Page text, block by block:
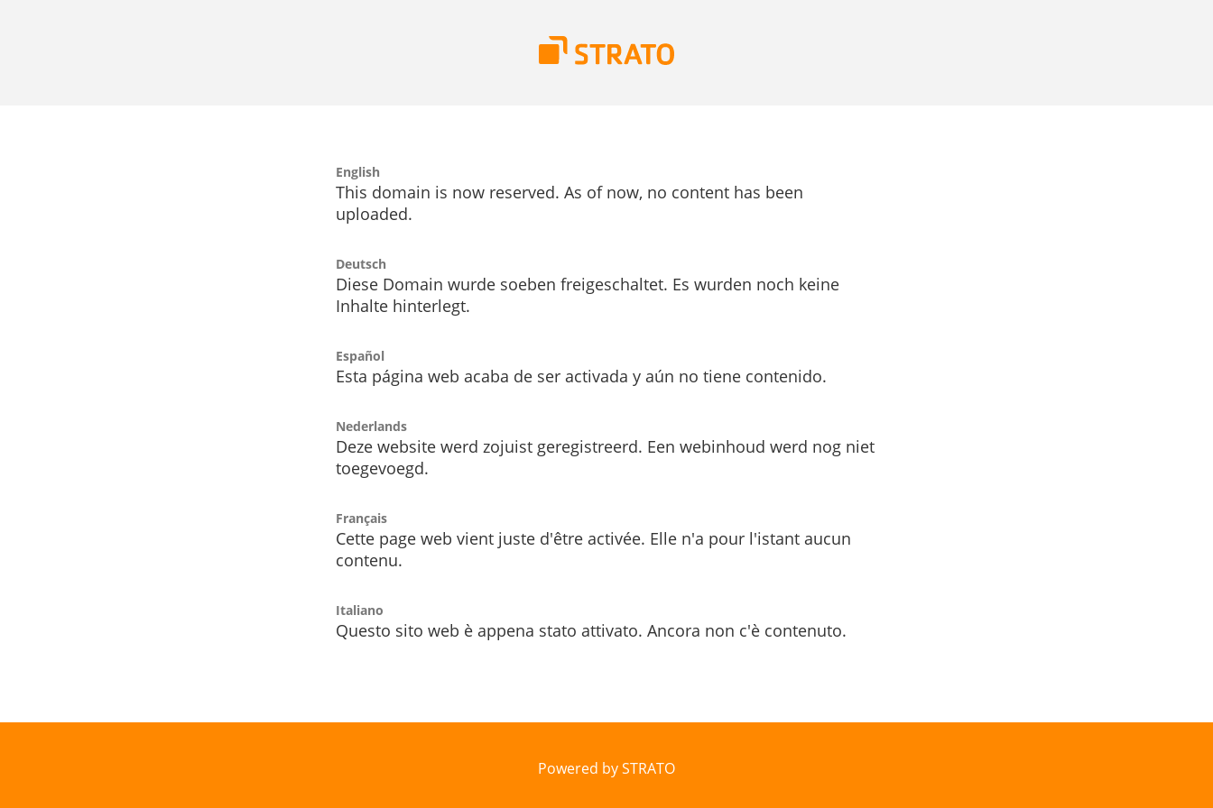
English
This domain is now reserved. As of now, no content has been
uploaded.
Deutsch
Diese Domain wurde soeben freigeschaltet. Es wurden noch keine
Inhalte hinterlegt.
Español
Esta página web acaba de ser activada y aún no tiene contenido.
Nederlands
Deze website werd zojuist geregistreerd. Een webinhoud werd nog niet
toegevoegd.
Français
Cette page web vient juste d'être activée. Elle n'a pour l'istant aucun
contenu.
Italiano
Questo sito web è appena stato attivato. Ancora non c'è contenuto.
Powered by STRATO